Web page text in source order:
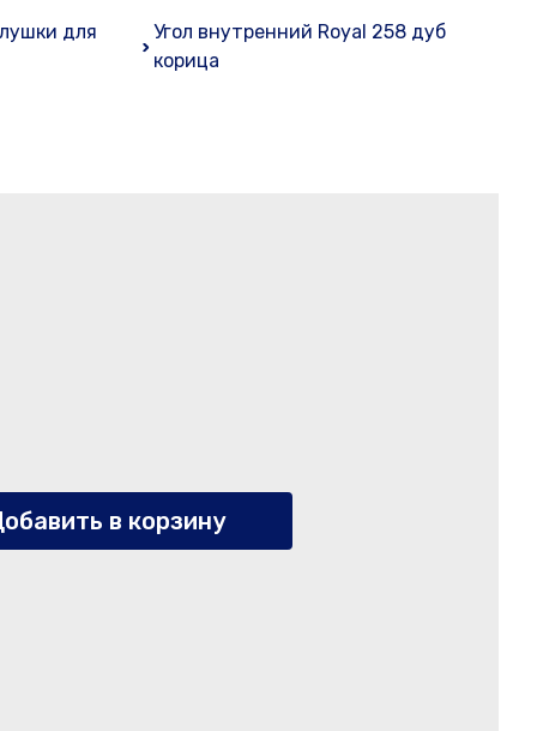
для
Угол внутренний Royal 258 дуб
корица
в корзину